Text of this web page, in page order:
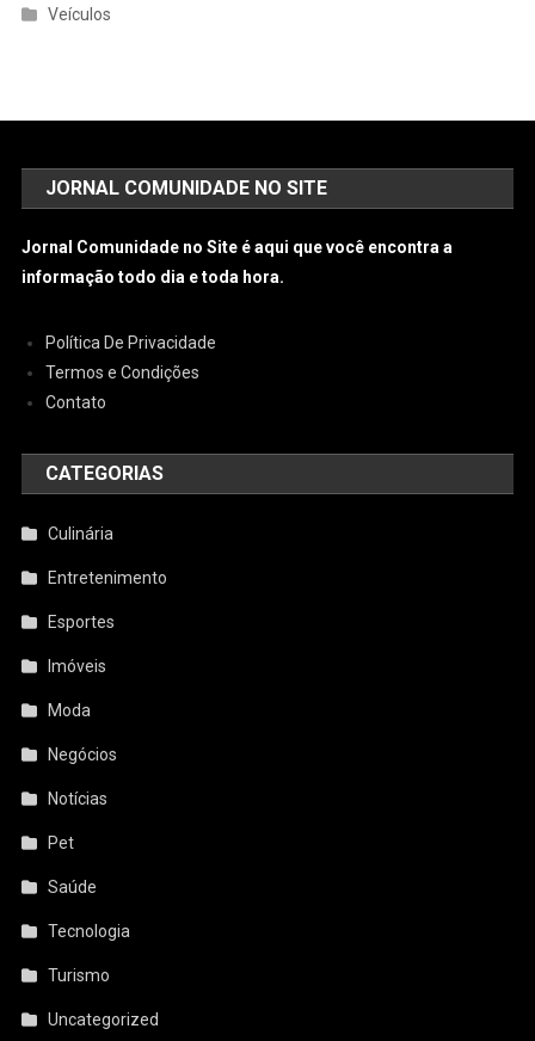
Veículos
JORNAL COMUNIDADE NO SITE
Jornal Comunidade no Site é aqui que você encontra a
informação todo dia e toda hora.
Política De Privacidade
Termos e Condições
Contato
CATEGORIAS
Culinária
Entretenimento
Esportes
Imóveis
Moda
Negócios
Notícias
Pet
Saúde
Tecnologia
Turismo
Uncategorized